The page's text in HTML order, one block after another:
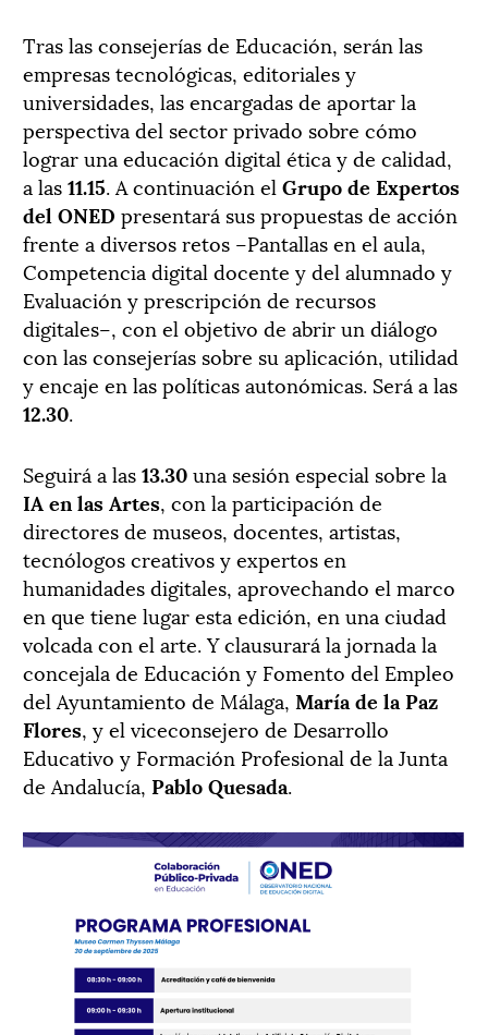
Tras las consejerías de Educación, serán las
empresas tecnológicas, editoriales y
universidades, las encargadas de aportar la
perspectiva del sector privado sobre cómo
lograr una educación digital ética y de calidad,
a las11.15. A continuación el Grupo de Expertos
del ONED presentará sus propuestas de acción
frente a diversos retos –Pantallas en el aula,
Competencia digital docente y del alumnado y
Evaluación y prescripción de recursos
digitales–, con el objetivo de abrir un diálogo
con las consejerías sobre su aplicación, utilidad
y encaje en las políticas autonómicas. Será a las
12.30.
Seguirá a las13.30una sesión especial sobre la
IA en las Artes, con la participación de
directores de museos, docentes, artistas,
tecnólogos creativos y expertos en
humanidades digitales, aprovechando el marco
en que tiene lugar esta edición, en una ciudad
volcada con el arte. Y clausurará la jornada la
concejala de Educación y Fomento del Empleo
del Ayuntamiento de Málaga, María de la Paz
Flores, y el viceconsejero de Desarrollo
Educativo y Formación Profesional de la Junta
de Andalucía, Pablo Quesada.